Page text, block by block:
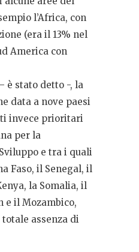
l’Africa, con
(era il 13% nel
America con
è stato detto -, la
data a nove paesi
invece prioritari
per la
e tra i quali
Faso, il Senegal, il
la Somalia, il
e il Mozambico,
assenza di